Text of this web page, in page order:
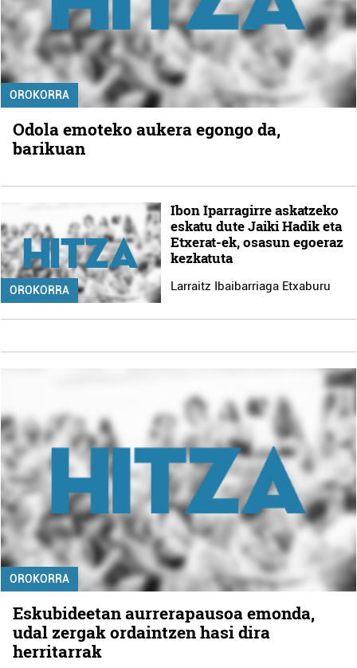
OROKORRA
Odola emoteko aukera egongo da,
barikuan
OROKORRA
Ibon Iparragirre askatzeko
eskatu dute Jaiki Hadik eta
Etxerat-ek, osasun egoeraz
kezkatuta
Larraitz Ibaibarriaga Etxaburu
OROKORRA
Eskubideetan aurrerapausoa emonda,
udal zergak ordaintzen hasi dira
herritarrak